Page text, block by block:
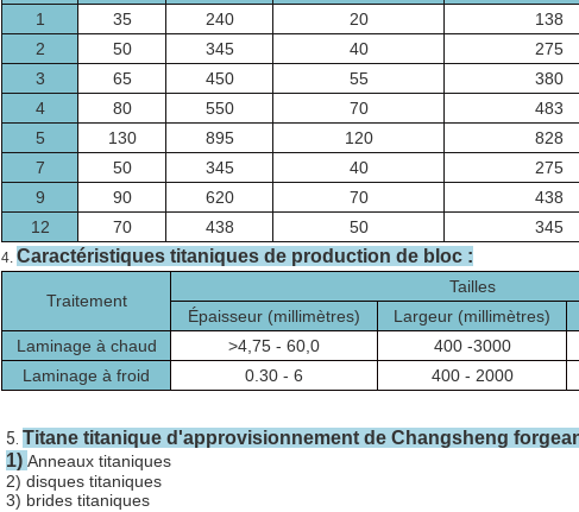
1
35 240 20 138
2
50 345 40 275
3
65 450 55 380
4
80 550 70 483
5
130 895 120 828
7
50 345 40 275
9
90 620 70 438
12
70 438 50 345
4. Caractéristiques titaniques de production de bloc :
Traitement
Tailles
Épaisseur (millimètres)
Largeur (millimètres)
Laminage à chaud
>4,75 - 60,0 400 -3000
Laminage à froid
0.30 - 6 400 - 2000
5. Titane titanique d'approvisionnement de Changsheng
1) Anneaux titaniques
2) disques titaniques
3) brides titaniques